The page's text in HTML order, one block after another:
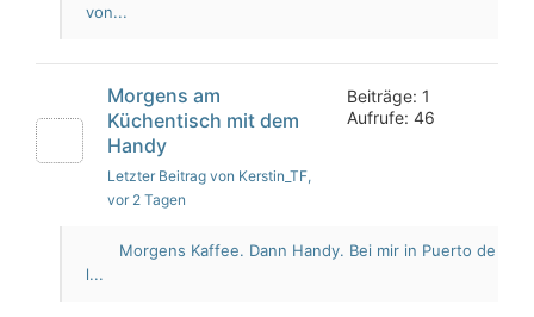
von...
Morgens am
Küchentisch mit dem
Handy
Letzter Beitrag von Kerstin_TF,
vor 2 Tagen
Beiträge: 1
Aufrufe: 46
Morgens Kaffee. Dann Handy. Bei mir in Puerto de
l...